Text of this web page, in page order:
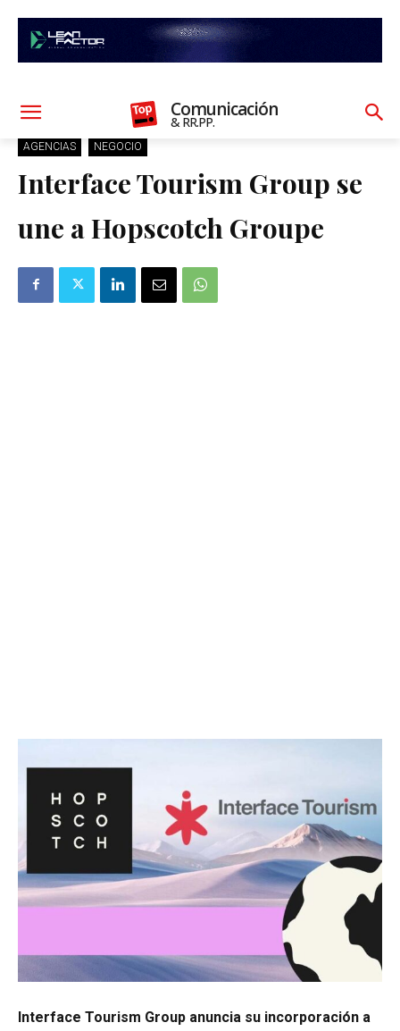
Comunicación
& RR.PP.
AGENCIAS NEGOCIO
Interface Tourism Group se
une a Hopscotch Groupe
Interface Tourism Group anuncia su incorporación a